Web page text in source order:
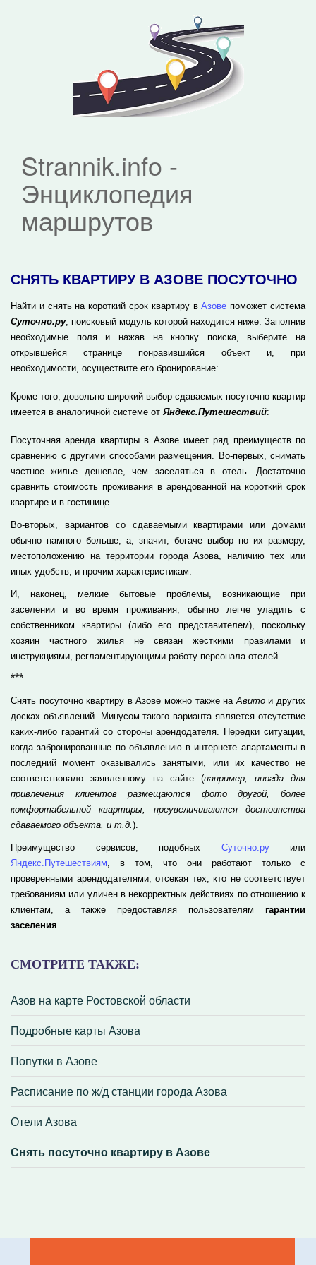
Strannik.info -
Энциклопедия
маршрутов
СМОТРИТЕ ТАКЖЕ:
Азов на карте Ростовской области
Подробные карты Азова
Попутки в Азове
Расписание по ж/д станции города Азова
Отели Азова
Снять посуточно квартиру в Азове
СНЯТЬ КВАРТИРУ В АЗОВЕ ПОСУТОЧНО
Найти и снять на короткий срок квартиру вАзове поможет система
Суточно.ру, поисковый модуль которой находится ниже. Заполнив
необходимые поля и нажав на кнопку поиска, выберите на
открывшейся странице понравившийся объект и, при
необходимости, осуществите его бронирование:
Кроме того, довольно широкий выбор сдаваемых посуточно квартир
имеется в аналогичной системе от Яндекс.Путешествий:
Посуточная аренда квартиры в Азове имеет ряд преимуществ по
сравнению с другими способами размещения. Во-первых, снимать
частное жилье дешевле, чем заселяться в отель. Достаточно
сравнить стоимость проживания в арендованной на короткий срок
квартире и в гостинице.
Во-вторых, вариантов со сдаваемыми квартирами или домами
обычно намного больше, а, значит, богаче выбор по их размеру,
местоположению на территории города Азова, наличию тех или
иных удобств, и прочим характеристикам.
И, наконец, мелкие бытовые проблемы, возникающие при
заселении и во время проживания, обычно легче уладить с
собственником квартиры (либо его представителем), поскольку
хозяин частного жилья не связан жесткими правилами и
инструкциями, регламентирующими работу персонала отелей.
***
Снять посуточно квартиру в Азове можно также наАвитои других
досках объявлений. Минусом такого варианта является отсутствие
каких-либо гарантий со стороны арендодателя. Нередки ситуации,
когда забронированные по объявлению в интернете апартаменты в
последний момент оказывались занятыми, или их качество не
соответствовало заявленному на сайте (например, иногда для
привлечения клиентов размещаются фото другой, более
комфортабельной квартиры, преувеличиваются достоинства
сдаваемого объекта, и т.д.).
Преимущество сервисов, подобных Суточно.руили
Яндекс.Путешествиям, в том, что они работают только с
проверенными арендодателями, отсекая тех, кто не соответствует
требованиям или уличен в некорректных действиях по отношению к
клиентам, а также предоставляя пользователям гарантии
заселения.